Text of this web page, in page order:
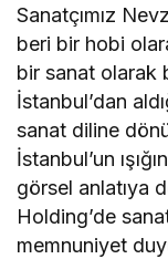
Sanatçımız
beri bir hobi
bir sanat olarak
İstanbul’dan
sanat diline
İstanbul’un
görsel anlatıya
Holding’de
memnuniyet